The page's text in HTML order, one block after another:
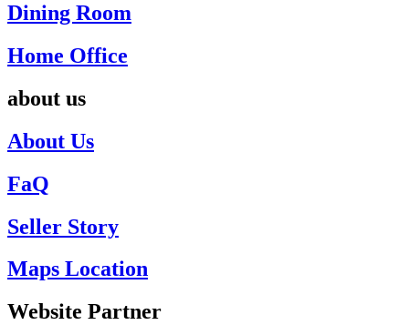
Dining Room
Home Office
about us
About Us
FaQ
Seller Story
Maps Location
Website Partner